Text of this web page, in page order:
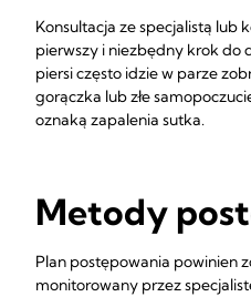
Konsultacja ze specjalistą
pierwszy i niezbędny krok do
piersi często idzie w parze
gorączka lub złe
oznaką zapalenia sutka.
Metody
Plan postępowania powinien
monitorowany przez